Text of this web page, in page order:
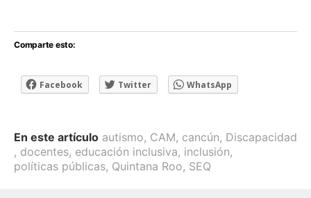
Comparte esto:
Facebook Twitter WhatsApp
En este artículo autismo, CAM, cancún, Discapacidad
, docentes, educación inclusiva, inclusión,
políticas públicas, Quintana Roo, SEQ